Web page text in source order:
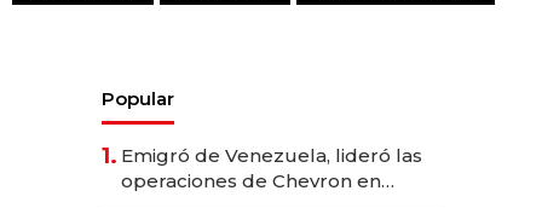
Popular
1. Emigró de Venezuela, lideró las
operaciones de Chevron en